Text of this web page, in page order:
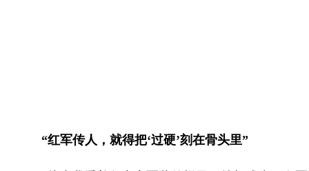
“红军传人，就得把‘过硬’刻在骨头里”